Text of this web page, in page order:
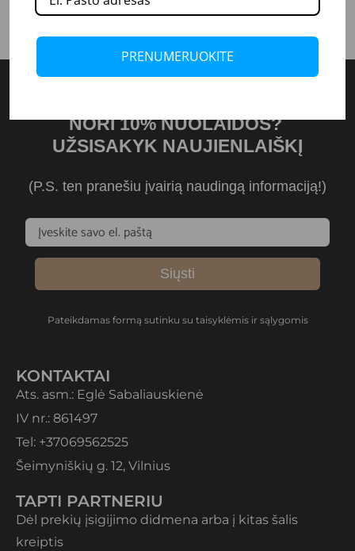
NORI 10% NUOLAIDOS?
UŽSISAKYK NAUJIENLAIŠKĮ
(P.S. ten pranešiu įvairią naudingą informaciją!)
Siųsti
Pateikdamas formą sutinku su taisyklėmis ir sąlygomis
KONTAKTAI
Ats. asm.: Eglė Sabaliauskienė
IV nr.: 861497
Tel: +37069562525
Šeimyniškių g. 12, Vilnius
TAPTI PARTNERIU
Dėl prekių įsigijimo didmena arba į kitas šalis
kreiptis
PRENUMERUOKITE